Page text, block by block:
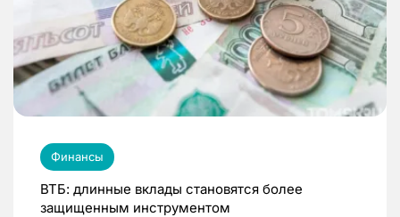
Финансы
ВТБ: длинные вклады становятся более
защищенным инструментом